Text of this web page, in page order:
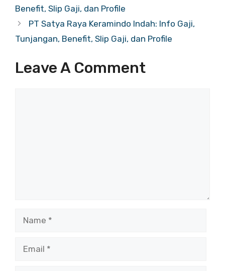
Benefit, Slip Gaji, dan Profile
PT Satya Raya Keramindo Indah: Info Gaji,
Tunjangan, Benefit, Slip Gaji, dan Profile
Leave A Comment